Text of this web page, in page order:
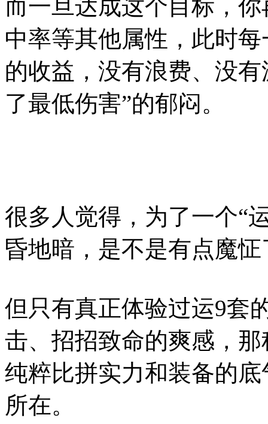
而一旦达成这个目标，
中率等其他属性，此时
的收益，没有浪费、没
了最低伤害”的郁闷。
很多人觉得，为了一个“
昏地暗，是不是有点魔怔
但只有真正体验过运9
击、招招致命的爽感，
纯粹比拼实力和装备的
所在。